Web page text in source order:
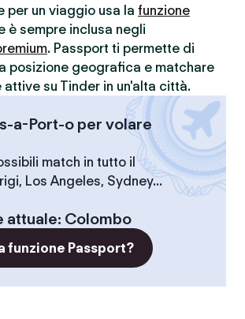
per un viaggio usa la funzione
è sempre inclusa negli
. Passport ti permette di
posizione geografica e matchare
attive su Tinder in un'alta città.
a-Port-o per volare
match in tutto il
Los Angeles, Sydney...
attuale: Colombo
funzione Passport?